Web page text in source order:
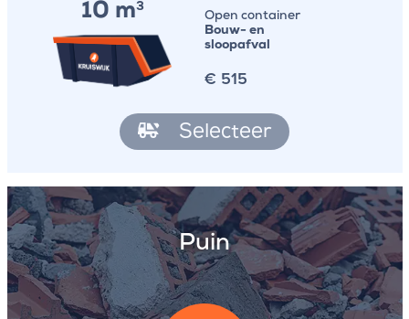
10 m3
Open container
Bouw- en
sloopafval
€ 515
Selecteer
Puin